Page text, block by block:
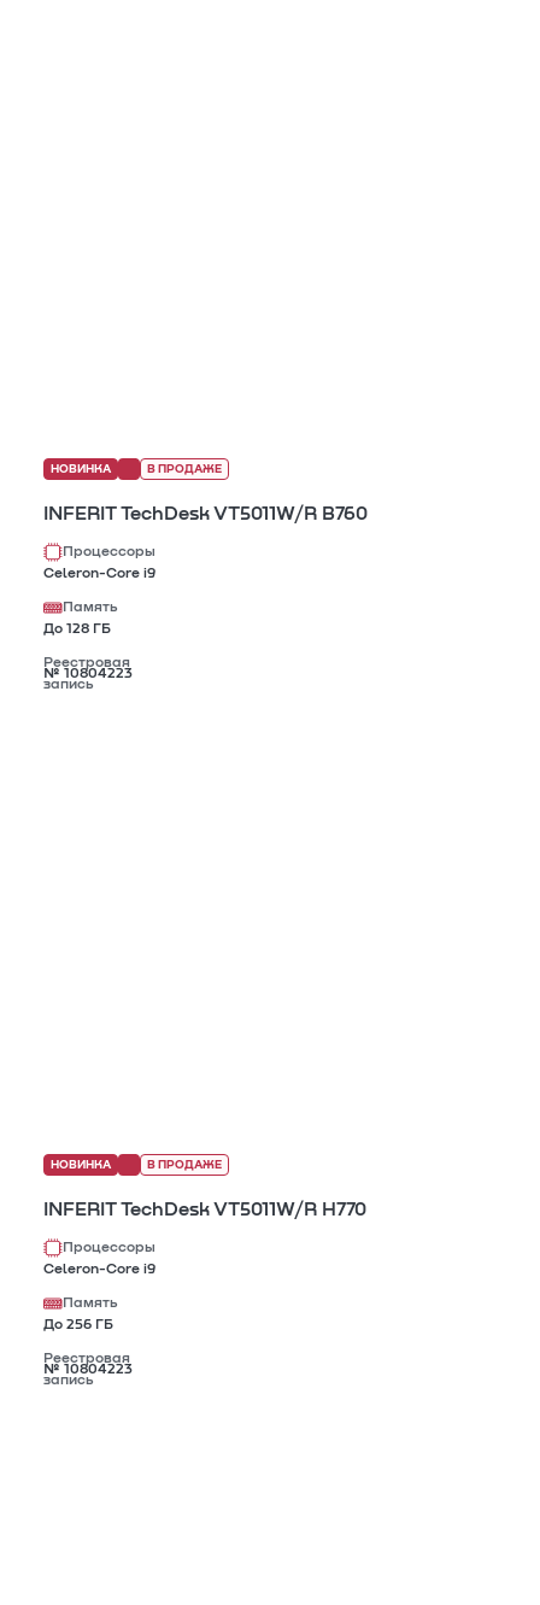
НОВИНКА В ПРОДАЖЕ
INFERIT TechDesk VT5011W/R B760
Процессоры
Celeron-Core i9
Память
До 128 ГБ
Реестровая
запись
№ 10804223
НОВИНКА В ПРОДАЖЕ
INFERIT TechDesk VT5011W/R H770
Процессоры
Celeron-Core i9
Память
До 256 ГБ
Реестровая
запись
№ 10804223